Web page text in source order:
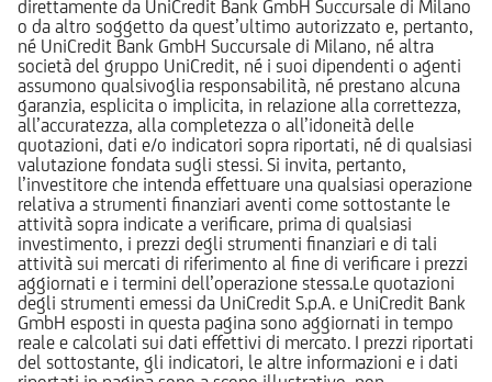
direttamente da UniCredit Bank GmbH Succursale di Milano
o da altro soggetto da quest’ultimo autorizzato e, pertanto,
né UniCredit Bank GmbH Succursale di Milano, né altra
società del gruppo UniCredit, né i suoi dipendenti o agenti
assumono qualsivoglia responsabilità, né prestano alcuna
garanzia, esplicita o implicita, in relazione alla correttezza,
all’accuratezza, alla completezza o all’idoneità delle
quotazioni, dati e/o indicatori sopra riportati, né di qualsiasi
valutazione fondata sugli stessi. Si invita, pertanto,
l’investitore che intenda effettuare una qualsiasi operazione
relativa a strumenti finanziari aventi come sottostante le
attività sopra indicate a verificare, prima di qualsiasi
investimento, i prezzi degli strumenti finanziari e di tali
attività sui mercati di riferimento al fine di verificare i prezzi
aggiornati e i termini dell’operazione stessa.Le quotazioni
degli strumenti emessi da UniCredit S.p.A. e UniCredit Bank
GmbH esposti in questa pagina sono aggiornati in tempo
reale e calcolati sui dati effettivi di mercato. I prezzi riportati
del sottostante, gli indicatori, le altre informazioni e i dati